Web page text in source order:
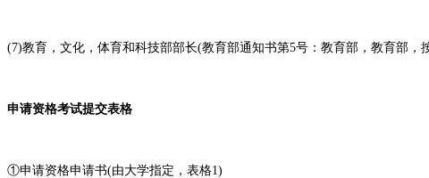
(7)教育，文化，体育和科技部部长(教育部通知书第5号：教育部，教育部，
申请资格考试提交表格
①申请资格申请书(由大学指定，表格1)